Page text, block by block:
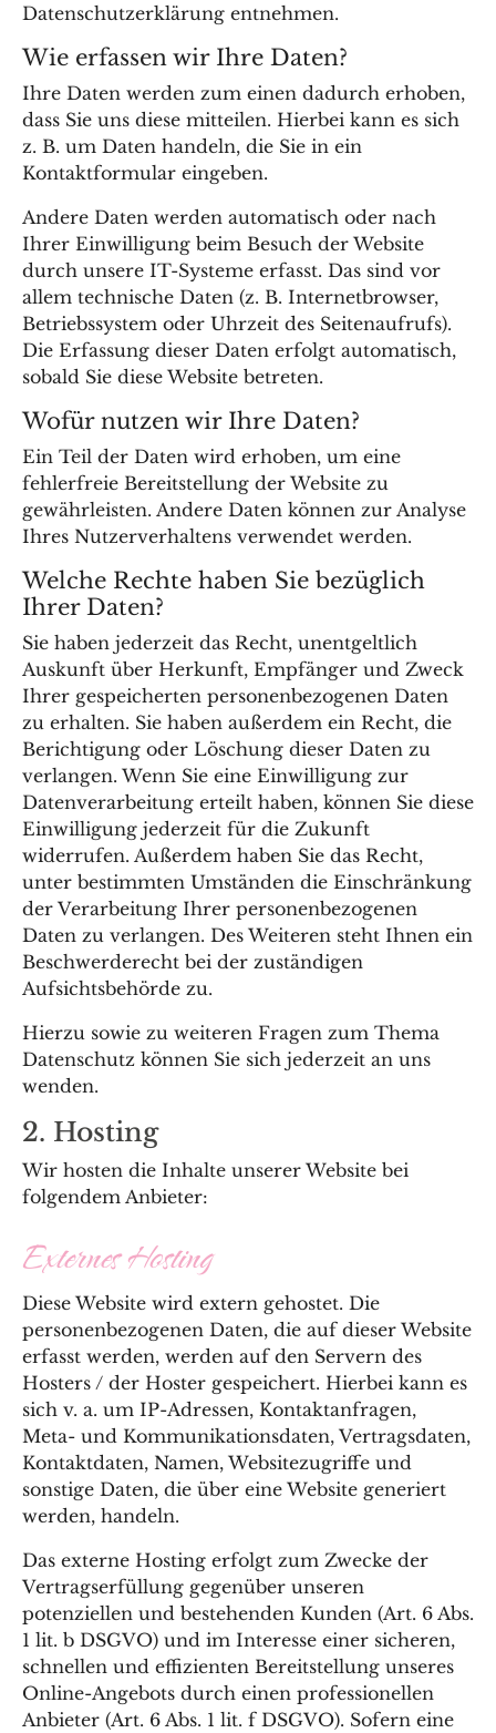
Datenschutzerklärung entnehmen.
Wie erfassen wir Ihre Daten?
Ihre Daten werden zum einen dadurch erhoben,
dass Sie uns diese mitteilen. Hierbei kann es sich
z. B. um Daten handeln, die Sie in ein
Kontaktformular eingeben.
Andere Daten werden automatisch oder nach
Ihrer Einwilligung beim Besuch der Website
durch unsere IT-Systeme erfasst. Das sind vor
allem technische Daten (z. B. Internetbrowser,
Betriebssystem oder Uhrzeit des Seitenaufrufs).
Die Erfassung dieser Daten erfolgt automatisch,
sobald Sie diese Website betreten.
Wofür nutzen wir Ihre Daten?
Ein Teil der Daten wird erhoben, um eine
fehlerfreie Bereitstellung der Website zu
gewährleisten. Andere Daten können zur Analyse
Ihres Nutzerverhaltens verwendet werden.
Welche Rechte haben Sie bezüglich
Ihrer Daten?
Sie haben jederzeit das Recht, unentgeltlich
Auskunft über Herkunft, Empfänger und Zweck
Ihrer gespeicherten personenbezogenen Daten
zu erhalten. Sie haben außerdem ein Recht, die
Berichtigung oder Löschung dieser Daten zu
verlangen. Wenn Sie eine Einwilligung zur
Datenverarbeitung erteilt haben, können Sie diese
Einwilligung jederzeit für die Zukunft
widerrufen. Außerdem haben Sie das Recht,
unter bestimmten Umständen die Einschränkung
der Verarbeitung Ihrer personenbezogenen
Daten zu verlangen. Des Weiteren steht Ihnen ein
Beschwerderecht bei der zuständigen
Aufsichtsbehörde zu.
Hierzu sowie zu weiteren Fragen zum Thema
Datenschutz können Sie sich jederzeit an uns
wenden.
2. Hosting
Wir hosten die Inhalte unserer Website bei
folgendem Anbieter:
Externes Hosting
Diese Website wird extern gehostet. Die
personenbezogenen Daten, die auf dieser Website
erfasst werden, werden auf den Servern des
Hosters / der Hoster gespeichert. Hierbei kann es
sich v. a. um IP-Adressen, Kontaktanfragen,
Meta- und Kommunikationsdaten, Vertragsdaten,
Kontaktdaten, Namen, Websitezugriffe und
sonstige Daten, die über eine Website generiert
werden, handeln.
Das externe Hosting erfolgt zum Zwecke der
Vertragserfüllung gegenüber unseren
potenziellen und bestehenden Kunden (Art. 6 Abs.
1 lit. b DSGVO) und im Interesse einer sicheren,
schnellen und effizienten Bereitstellung unseres
Online-Angebots durch einen professionellen
Anbieter (Art. 6 Abs. 1 lit. f DSGVO). Sofern eine